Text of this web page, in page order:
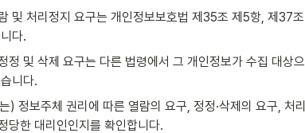
및 처리정지 요구는 개인정보보호법 제35조 제5항, 제37
다.
및 삭제 요구는 다른 법령에서 그 개인정보가 수집 대상
니다.
) 정보주체 권리에 따른 열람의 요구, 정정·삭제의 요구, 처
당한 대리인인지를 확인합니다.